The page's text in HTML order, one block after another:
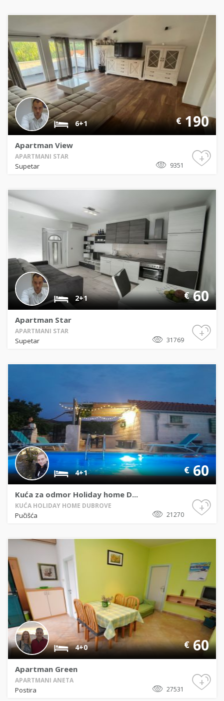
6+1 €190
Apartman View
APARTMANI STAR
9351
Supetar
+
2+1 €60
Apartman Star
APARTMANI STAR
31769
Supetar
+
4+1 €60
Kuća za odmor Holiday home D...
KUĆA HOLIDAY HOME DUBROVE
21270
Pučišća
+
4+0 €60
Apartman Green
APARTMANI ANETA
27531
Postira
+